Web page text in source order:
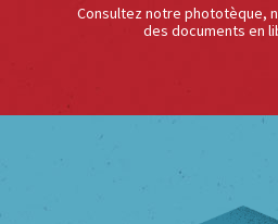
Consultez notre phototèque,
des documents en